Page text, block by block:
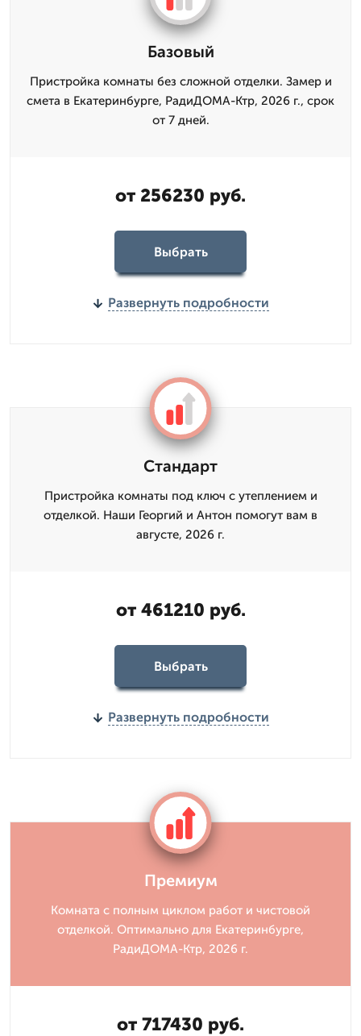
Базовый
Пристройка комнаты без сложной отделки. Замер и
смета в Екатеринбурге, РадиДОМА-Ктр, 2026 г., срок
от 7 дней.
от 256230 руб.
Выбрать
Развернуть подробности
Стандарт
Пристройка комнаты под ключ с утеплением и
отделкой. Наши Георгий и Антон помогут вам в
августе, 2026 г.
от 461210 руб.
Выбрать
Развернуть подробности
Премиум
Комната с полным циклом работ и чистовой
отделкой. Оптимально для Екатеринбурге,
РадиДОМА-Ктр, 2026 г.
от 717430 руб.